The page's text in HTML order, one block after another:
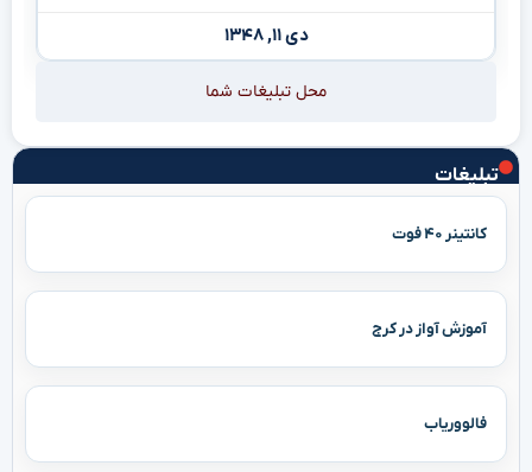
تبلیغات
کانتینر ۴۰ فوت
آموزش آواز در کرج
فالووریاب
دی ۱۱, ۱۳۴۸
محل تبلیغات شما